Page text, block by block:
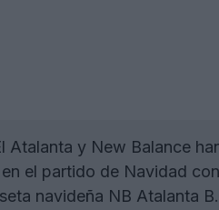
Atalanta y New Balance
el partido de Navidad
navideña NB Atalanta